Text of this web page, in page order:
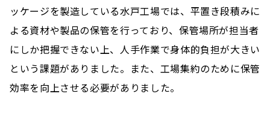
ッケージを製造している水戸工場では、平置き段積みに
よる資材や製品の保管を行っており、保管場所が担当者
にしか把握できない上、人手作業で身体的負担が大きい
という課題がありました。また、工場集約のために保管
効率を向上させる必要がありました。